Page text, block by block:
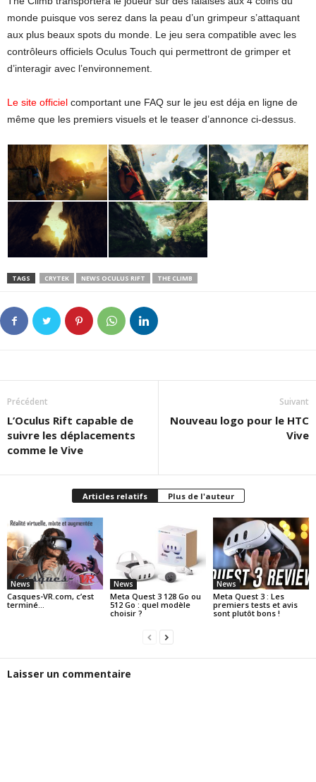
monde puisque vos serez dans la peau d’un grimpeur s’attaquant
aux plus beaux spots du monde. Le jeu sera compatible avec les
contrôleurs officiels Oculus Touch qui permettront de grimper et
d’interagir avec l’environnement.
Le site officiel comportant une FAQ sur le jeu est déja en ligne de
même que les premiers visuels et le teaser d’annonce ci-dessus.
TAGS CRYTEK NEWS OCULUS RIFT THE CLIMB
Précédent
L’Oculus Rift capable de
suivre les déplacements
comme le Vive
Suivant
Nouveau logo pour le HTC
Vive
Articles relatifs Plus de l'auteur
News
Casques-VR.com, c’est
terminé…
News
Meta Quest 3 128 Go ou
512 Go : quel modèle
choisir ?
News
Meta Quest 3 : Les
premiers tests et avis
sont plutôt bons !
Laisser un commentaire